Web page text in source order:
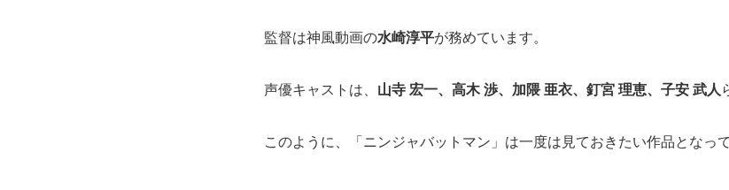
監督は神風動画の水崎淳平が務めています。
声優キャストは、 山寺 宏一、高木 渉、加隈 亜衣、釘宮 理恵、子安 武人
このように、「ニンジャバットマン」は一度は見ておきたい作品となって